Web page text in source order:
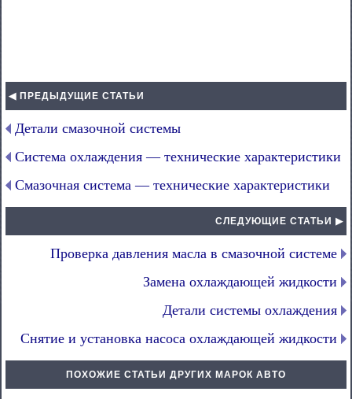
◀ ПРЕДЫДУЩИЕ СТАТЬИ
Детали смазочной системы
Система охлаждения — технические характеристики
Смазочная система — технические характеристики
СЛЕДУЮЩИЕ СТАТЬИ ▶
Проверка давления масла в смазочной системе
Замена охлаждающей жидкости
Детали системы охлаждения
Снятие и установка насоса охлаждающей жидкости
ПОХОЖИЕ СТАТЬИ ДРУГИХ МАРОК АВТО